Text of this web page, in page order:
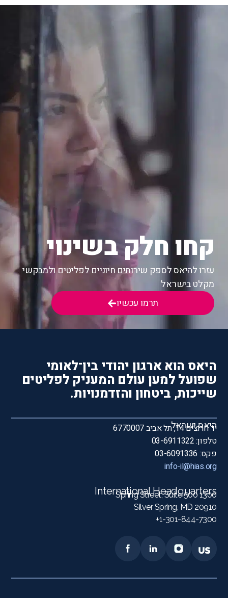
קחו חלק בשינוי
עזרו להיאס לספק שירותים חיוניים לפליטים ולמבקשי
מקלט בישראל
תרמו עכשיו
היאס הוא ארגון יהודי בין־לאומי
שפועל למען עולם המעניק לפליטים
שייכות, ביטחון והזדמנויות.
היאס ישראל
יד חרוצים 14, תל אביב 6770007
טלפון: 03-6911322
פקס: 03-6091336
info-il@hias.org
International Headquarters
1300 Spring Street, Suite 500
Silver Spring, MD 20910
1-301-844-7300+